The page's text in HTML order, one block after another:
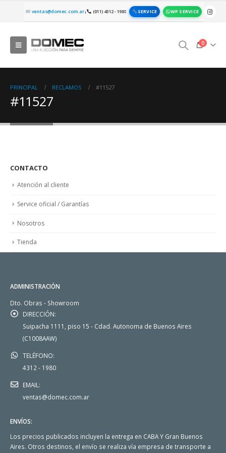
ventas@domec.com.ar| (011) 4312 - 1980 SERVICE WP SERVICE
0
PRINCIPAL RECLAMOS #11527
#11527
CONTACTO
Atención al cliente
Service oficial / Garantías
Nosotros
Tienda
ADMINISTRACIÓN
Dto. Obras - Showroom
DIRECCIÓN:
Suipacha 1111, piso 15 - Cdad. Autonoma de Buenos Aires
(C1008AAW)
TELÉFONO:
4312 - 1980
EMAIL:
ventas@domec.com.ar
ENVÍOS:
Los precios publicados incluyen la entrega en CABA Y Gran Buenos
Aires. Otros destinos, el envío se realiza vía empresa de transporte a